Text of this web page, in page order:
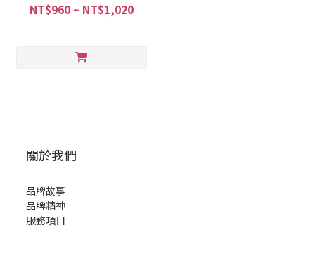
NT$960 ~ NT$1,020
關於我們
品牌故事
品牌精神
服務項目